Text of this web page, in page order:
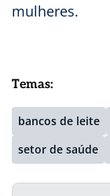
mulheres.
Temas:
bancos de leite
setor de saúde